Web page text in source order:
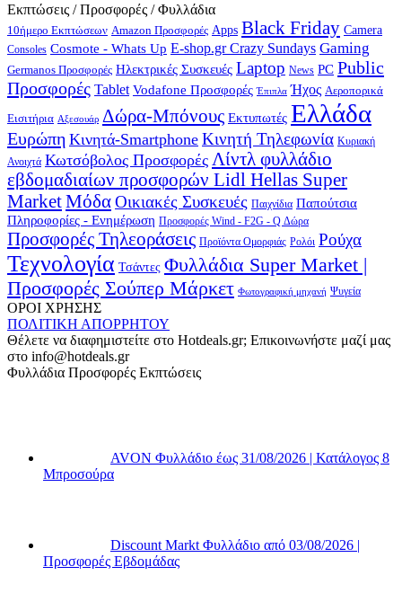
Εκπτώσεις / Προσφορές / Φυλλάδια
10ήμερο Εκπτώσεων Amazon Προσφορές Apps Black Friday Camera
Consoles Cosmote - Whats Up E-shop.gr Crazy Sundays Gaming
Germanos Προσφορές Hλεκτρικές Συσκευές Laptop News PC Public
Προσφορές Tablet Vodafone Προσφορές Έπιπλα Ήχος Αεροπορικά
Εισιτήρια Αξεσουάρ Δώρα-Μπόνους Εκτυπωτές Ελλάδα
Ευρώπη Κινητά-Smartphone Κινητή Τηλεφωνία Κυριακή
Ανοιχτά Κωτσόβολος Προσφορές Λίντλ φυλλάδιο
εβδομαδιαίων προσφορών Lidl Hellas Super
MarketΜόδαΟικιακές Συσκευές Παιχνίδια Παπούτσια
Πληροφορίες - Ενημέρωση Προσφορές Wind - F2G - Q Δώρα
Προσφορές Τηλεοράσεις Προϊόντα Ομορφιάς Ρολόι Ρούχα
Τεχνολογία Τσάντες Φυλλάδια Super Market |
Προσφορές Σούπερ Μάρκετ Φωτογραφική μηχανή Ψυγεία
ΟΡΟΙ ΧΡΗΣΗΣ
ΠΟΛΙΤΙΚΗ ΑΠΟΡΡΗΤΟΥ
Θέλετε να διαφημιστείτε στο Hotdeals.gr; Επικοινωνήστε μαζί μας
στο info@hotdeals.gr
Φυλλάδια Προσφορές Εκπτώσεις
AVON Φυλλάδιο έως 31/08/2026 | Κατάλογος 8
Μπροσούρα
Discount Markt Φυλλάδιο από 03/08/2026 |
Προσφορές Εβδομάδας